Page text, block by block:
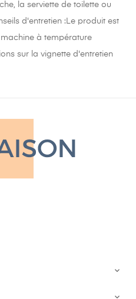
la serviette de toilette ou
d'entretien :Le produit est
à température
sur la vignette d'entretien
